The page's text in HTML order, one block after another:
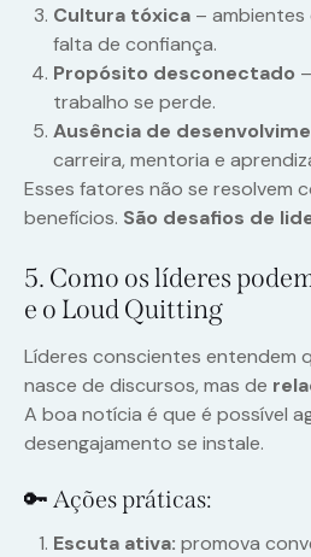
Cultura tóxica –
falta de confiança.
Propósito desconectado
trabalho se perde.
Ausência de
carreira, mentoria e
Esses fatores não se resolvem
benefícios. São desafios de
5. Como os líderes
e o Loud Quitting
Líderes conscientes entendem
nasce de discursos, mas de
A boa notícia é que é possível
desengajamento se instale.
🔑 Ações práticas:
Escuta ativa: promova